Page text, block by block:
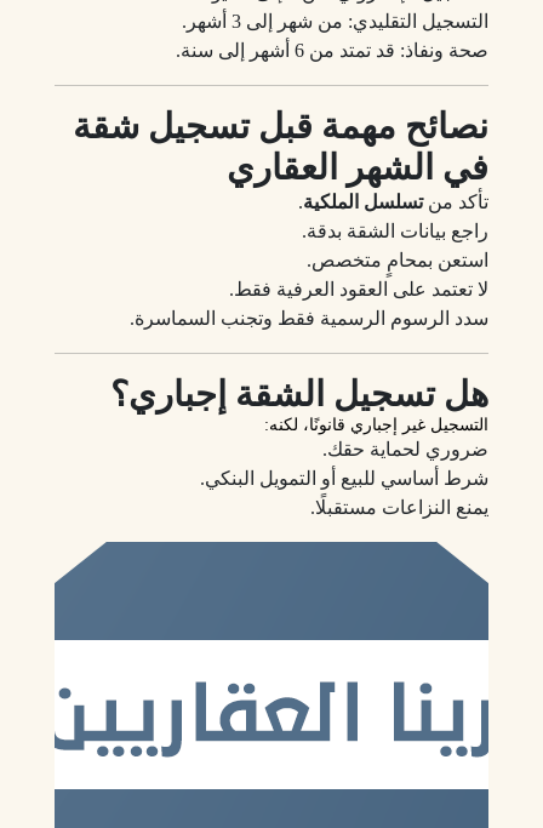
التسجيل التقليدي: من شهر إلى 3 أشهر.
صحة ونفاذ: قد تمتد من 6 أشهر إلى سنة.
نصائح مهمة قبل تسجيل شقة
في الشهر العقاري
تأكد منتسلسل الملكية.
راجع بيانات الشقة بدقة.
استعن بمحامٍ متخصص.
لا تعتمد على العقود العرفية فقط.
سدد الرسوم الرسمية فقط وتجنب السماسرة.
هل تسجيل الشقة إجباري؟
التسجيل غير إجباري قانونًا، لكنه:
ضروري لحماية حقك.
شرط أساسي للبيع أو التمويل البنكي.
يمنع النزاعات مستقبلًا.